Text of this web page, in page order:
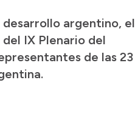
argentino, el
IX Plenario del
de las 23